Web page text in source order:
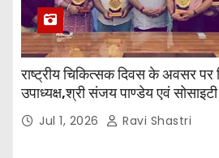
राष्ट्रीय चिकित्सक दिवस के अवसर पर
उपाध्यक्ष,श्री संजय पाण्डेय एवं
जी तथा इनर व्हील क्लब की अध्यक्षा
एवं उनकी टीम द्वारा महाविद्यालय के
Jul 1, 2026 Ravi Shastri